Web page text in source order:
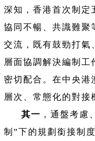
深知，香港首次制定
協同不暢、共識難聚
交流，既有鼓勁打氣
層面協調解決編制工
密切配合。在中央港
層次、常態化的對接
其一 ，通盤考慮
制”下的規劃銜接制